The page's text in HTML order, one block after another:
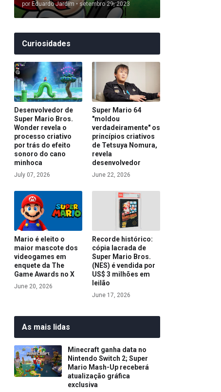
por Eduardo Jardim • setembro 29, 2023
Curiosidades
Desenvolvedor de
Super Mario Bros.
Wonder revela o
processo criativo
por trás do efeito
sonoro do cano
minhoca
July 07, 2026
Super Mario 64
"moldou
verdadeiramente" os
princípios criativos
de Tetsuya Nomura,
revela
desenvolvedor
June 22, 2026
Mario é eleito o
maior mascote dos
videogames em
enquete da The
Game Awards no X
June 20, 2026
Recorde histórico:
cópia lacrada de
Super Mario Bros.
(NES) é vendida por
US$ 3 milhões em
leilão
June 17, 2026
As mais lidas
Minecraft ganha data no
Nintendo Switch 2; Super
Mario Mash-Up receberá
atualização gráfica
exclusiva